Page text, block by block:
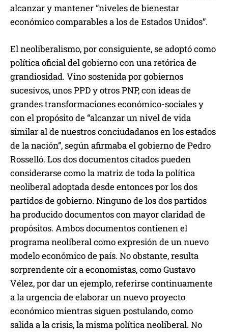
alcanzar y mantener “niveles de bienestar
económico comparables a los de Estados Unidos”.
El neoliberalismo, por consiguiente, se adoptó como
política oficial del gobierno con una retórica de
grandiosidad. Vino sostenida por gobiernos
sucesivos, unos PPD y otros PNP, con ideas de
grandes transformaciones económico-sociales y
con el propósito de “alcanzar un nivel de vida
similar al de nuestros conciudadanos en los estados
de la nación”, según afirmaba el gobierno de Pedro
Rosselló. Los dos documentos citados pueden
considerarse como la matriz de toda la política
neoliberal adoptada desde entonces por los dos
partidos de gobierno. Ninguno de los dos partidos
ha producido documentos con mayor claridad de
propósitos. Ambos documentos contienen el
programa neoliberal como expresión de un nuevo
modelo económico de país. No obstante, resulta
sorprendente oír a economistas, como Gustavo
Vélez, por dar un ejemplo, referirse continuamente
a la urgencia de elaborar un nuevo proyecto
económico mientras siguen postulando, como
salida a la crisis, la misma política neoliberal. No